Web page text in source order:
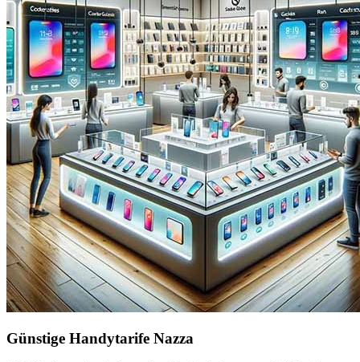
Günstige Handytarife Nazza